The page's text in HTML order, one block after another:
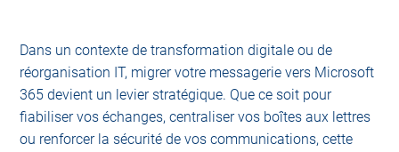
Dans un contexte de transformation digitale ou de
réorganisation IT, migrer votre messagerie vers Microsoft
365 devient un levier stratégique. Que ce soit pour
fiabiliser vos échanges, centraliser vos boîtes aux lettres
ou renforcer la sécurité de vos communications, cette